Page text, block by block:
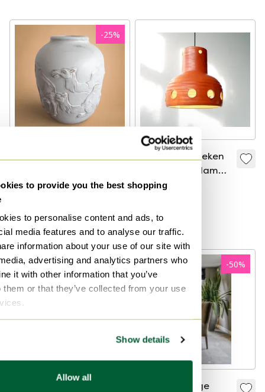
to provide you the best shopping
to personalise content and ads, to
media features and to analyse our traffic.
information about your use of our site with
advertising and analytics partners who
it with other information that you’ve
them or that they’ve collected from your use
Show details
Allow all
serie J1-3++++
-25%
28cm D 22cm
€ 160,- € 120,-
Gecureerd
Oranje keramieken
Mobach hanglamp,
west germany fat
aardewerken oranje
€ 235,-
-10% -50%
Twee prachtige